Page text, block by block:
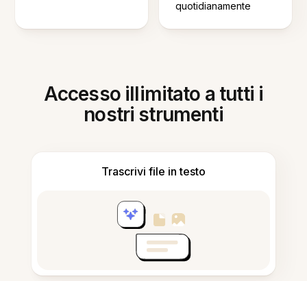
quotidianamente
Accesso illimitato a tutti i
nostri strumenti
Trascrivi file in testo